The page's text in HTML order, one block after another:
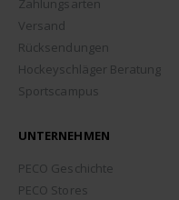
Zahlungsarten
Versand
Rücksendungen
Hockeyschläger Beratung
Sportscampus
UNTERNEHMEN
PECO Geschichte
PECO Stores